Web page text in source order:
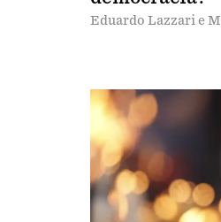
Eduardo Lazzari e